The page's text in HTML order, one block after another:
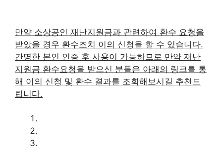
만약 소상공인 재난지원금과 관련하여 환수 요청을
받았을 경우 환수조치 이의 신청을 할 수 있습니다.
간명한 본인 인증 후 사용이 가능하므로 만약 재난
지원금 환수요청을 받으신 분들은 아래의 링크를 통
해 이의 신청 및 환수 결과를 조회해보시길 추천드
립니다.